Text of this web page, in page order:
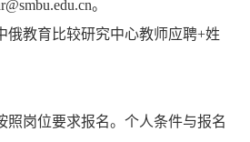
。
俄教育比较研究中心教师应聘+姓
照岗位要求报名。个人条件与报名